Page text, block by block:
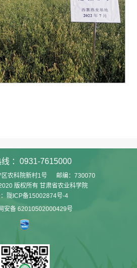
：0931-7615000
区农科院新村1号 邮编：730070
版权所有 甘肃省农业科学院
陇ICP备15002874号-4
安备 62010502000429号